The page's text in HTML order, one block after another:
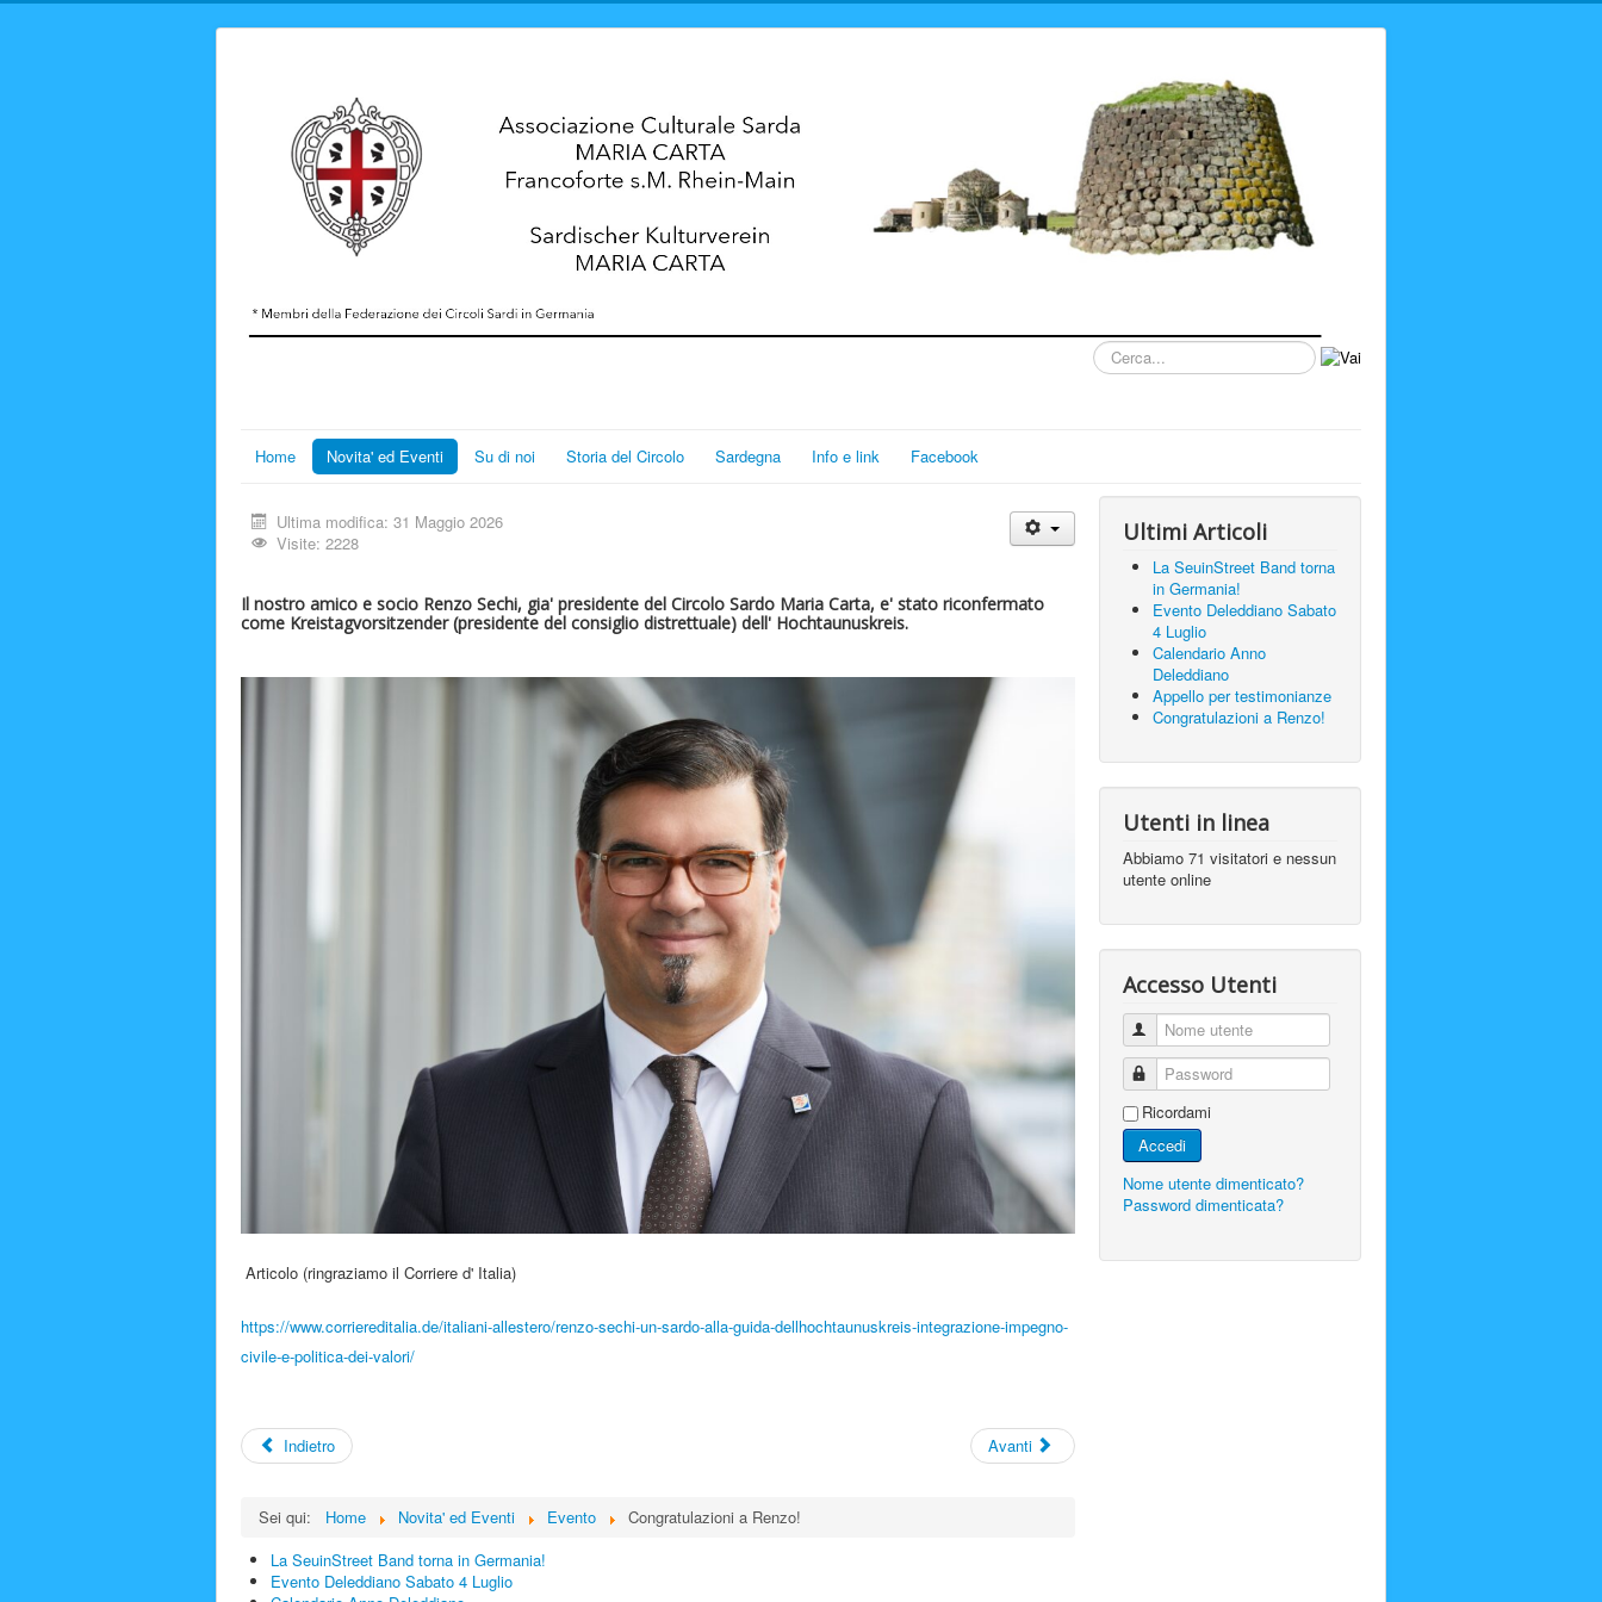
Cerca...
Home Novita' ed Eventi Su di noi Storia del Circolo Sardegna Info e link Facebook
Ultima modifica: 31 Maggio 2026
Visite: 2228
Il nostro amico e socio Renzo Sechi, gia' presidente del Circolo Sardo Maria Carta, e' stato riconfermato
come Kreistagvorsitzender (presidente del consiglio distrettuale) dell' Hochtaunuskreis.
Articolo (ringraziamo il Corriere d' Italia)
https://www.corriereditalia.de/italiani-allestero/renzo-sechi-un-sardo-alla-guida-dellhochtaunuskreis-integrazione-impegno-
civile-e-politica-dei-valori/
Indietro Avanti
Sei qui: Home Novita' ed Eventi Evento
Congratulazioni a Renzo!
La SeuinStreet Band torna in Germania!
Evento Deleddiano Sabato 4 Luglio
Ultimi Articoli
La SeuinStreet Band torna
in Germania!
Evento Deleddiano Sabato
4 Luglio
Calendario Anno
Deleddiano
Appello per testimonianze
Congratulazioni a Renzo!
Utenti in linea
Abbiamo 71 visitatori e nessun
utente online
Accesso Utenti
Nome utente
Password
Ricordami
Accedi
Nome utente dimenticato?
Password dimenticata?